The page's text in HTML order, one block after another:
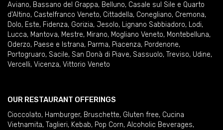
Aviano, Bassano del Grappa, Belluno, Casale sul Sile e Quarto
d'Altino, Castelfranco Veneto, Cittadella, Conegliano, Cremona,
Dolo, Este, Fidenza, Gorizia, Jesolo, Lignano Sabbiadoro, Lodi,
Lucca, Mantova, Mestre, Mirano, Mogliano Veneto, Montebelluna,
Oderzo, Paese e Istrana, Parma, Piacenza, Pordenone,
Portogruaro, Sacile, San Donà di Piave, Sassuolo, Treviso, Udine,
Vercelli, Vicenza, Vittorio Veneto
OUR RESTAURANT OFFERINGS
Cioccolato, Hamburger, Bruschette, Gluten free, Cucina
Vietnamita, Taglieri, Kebab, Pop Corn, Alcoholic Beverages,